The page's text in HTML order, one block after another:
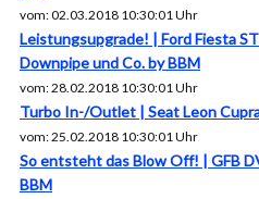
vom: 02.03.2018 10:30:01 Uhr
Leistungsupgrade! | Ford Fiesta
Downpipe und Co. by BBM
vom: 28.02.2018 10:30:01 Uhr
Turbo In-/Outlet | Seat Leon
vom: 25.02.2018 10:30:01 Uhr
So entsteht das Blow Off! | GFB
BBM